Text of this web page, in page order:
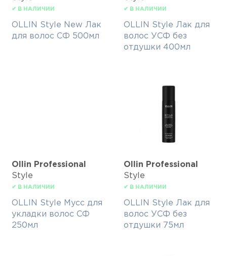
✔ В НАЛИЧИИ
OLLIN Style New Лак
для волос СФ 500мл
✔ В НАЛИЧИИ
OLLIN Style Лак для
волос УСФ без
отдушки 400мл
Ollin Professional
Style
✔ В НАЛИЧИИ
OLLIN Style Мусс для
укладки волос СФ
250мл
Ollin Professional
Style
✔ В НАЛИЧИИ
OLLIN Style Лак для
волос УСФ без
отдушки 75мл